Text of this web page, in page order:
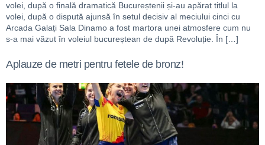
volei, după o finală dramatică Bucureștenii și-au apărat titlul la
volei, după o dispută ajunsă în setul decisiv al meciului cinci cu
Arcada Galați Sala Dinamo a fost martora unei atmosfere cum nu
s-a mai văzut în voleiul bucureștean de după Revoluție. În […]
Aplauze de metri pentru fetele de bronz!